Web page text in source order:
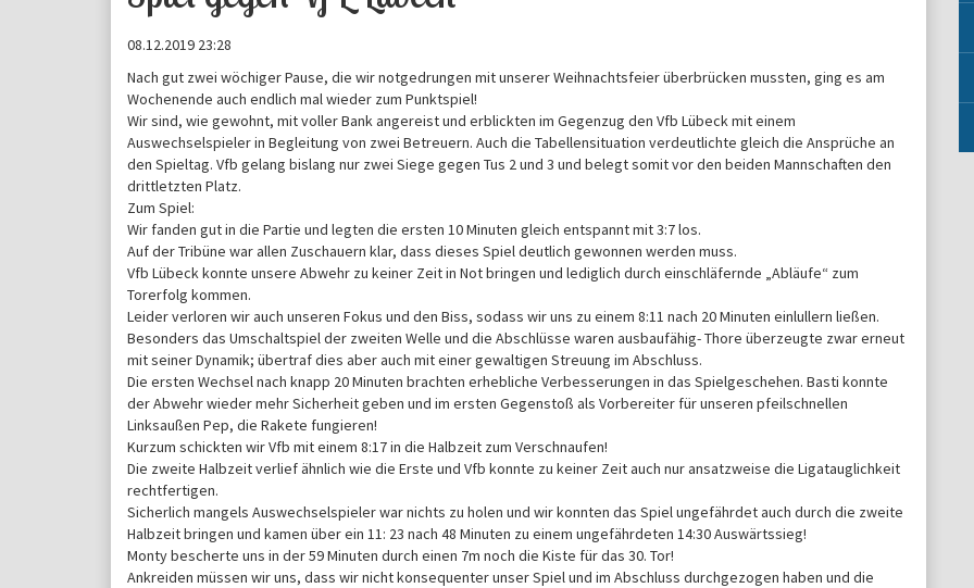
08.12.2019 23:28
Nach gut zwei wöchiger Pause, die wir notgedrungen mit unserer Weihnachtsfeier überbrücken mussten, ging es am
Wochenende auch endlich mal wieder zum Punktspiel!
Wir sind, wie gewohnt, mit voller Bank angereist und erblickten im Gegenzug den Vfb Lübeck mit einem
Auswechselspieler in Begleitung von zwei Betreuern. Auch die Tabellensituation verdeutlichte gleich die Ansprüche an
den Spieltag. Vfb gelang bislang nur zwei Siege gegen Tus 2 und 3 und belegt somit vor den beiden Mannschaften den
drittletzten Platz.
Zum Spiel:
Wir fanden gut in die Partie und legten die ersten 10 Minuten gleich entspannt mit 3:7 los.
Auf der Tribüne war allen Zuschauern klar, dass dieses Spiel deutlich gewonnen werden muss.
Vfb Lübeck konnte unsere Abwehr zu keiner Zeit in Not bringen und lediglich durch einschläfernde „Abläufe“ zum
Torerfolg kommen.
Leider verloren wir auch unseren Fokus und den Biss, sodass wir uns zu einem 8:11 nach 20 Minuten einlullern ließen.
Besonders das Umschaltspiel der zweiten Welle und die Abschlüsse waren ausbaufähig- Thore überzeugte zwar erneut
mit seiner Dynamik; übertraf dies aber auch mit einer gewaltigen Streuung im Abschluss.
Die ersten Wechsel nach knapp 20 Minuten brachten erhebliche Verbesserungen in das Spielgeschehen. Basti konnte
der Abwehr wieder mehr Sicherheit geben und im ersten Gegenstoß als Vorbereiter für unseren pfeilschnellen
Linksaußen Pep, die Rakete fungieren!
Kurzum schickten wir Vfb mit einem 8:17 in die Halbzeit zum Verschnaufen!
Die zweite Halbzeit verlief ähnlich wie die Erste und Vfb konnte zu keiner Zeit auch nur ansatzweise die Ligatauglichkeit
rechtfertigen.
Sicherlich mangels Auswechselspieler war nichts zu holen und wir konnten das Spiel ungefährdet auch durch die zweite
Halbzeit bringen und kamen über ein 11: 23 nach 48 Minuten zu einem ungefährdeten 14:30 Auswärtssieg!
Monty bescherte uns in der 59 Minuten durch einen 7m noch die Kiste für das 30. Tor!
Ankreiden müssen wir uns, dass wir nicht konsequenter unser Spiel und im Abschluss durchgezogen haben und die